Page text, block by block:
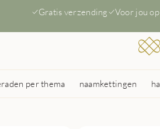
Gratis verzending Voor jou
per thema naamkettingen